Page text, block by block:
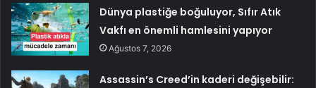
Dünya plastiğe boğuluyor, Sıfır Atık
Vakfı en önemli hamlesini yapıyor
Ağustos 7, 2026
Assassin’s Creed’in kaderi değişebilir: